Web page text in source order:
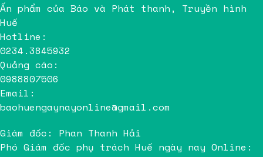
Ấn phẩm của Báo và Phát thanh, Truyền hình
Huế
Hotline:
0234.3845932
Quảng cáo:
0988807506
Email:
baohuengaynayonline@gmail.com
Giám đốc: Phan Thanh Hải
Phó Giám đốc phụ trách Huế ngày nay Online: